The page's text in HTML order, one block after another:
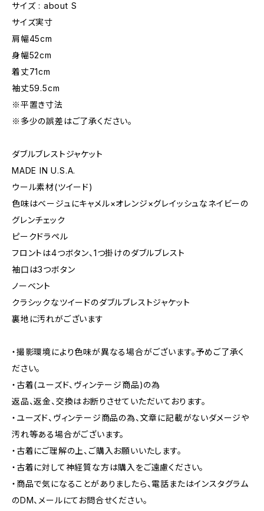
サイズ : about S
サイズ実寸
肩幅45cm
身幅52cm
着丈71cm
袖丈59.5cm
※平置き寸法
※多少の誤差はご了承ください。
ダブルブレストジャケット
MADE IN U.S.A.
ウール素材(ツイード)
色味はベージュにキャメル×オレンジ×グレイッシュなネイビーの
グレンチェック
ピークドラペル
フロントは4つボタン、1つ掛けのダブルブレスト
袖口は3つボタン
ノーベント
クラシックなツイードのダブルブレストジャケット
裏地に汚れがございます
・撮影環境により色味が異なる場合がございます。予めご了承く
ださい。
・古着(ユーズド、ヴィンテージ商品)の為
返品、返金、交換はお断りさせていただいております。
・ユーズド、ヴィンテージ商品の為、文章に記載がないダメージや
汚れ等ある場合がございます。
・古着にご理解の上、ご購入お願いいたします。
・古着に対して神経質な方は購入をご遠慮ください。
・商品で気になることがありましたら、電話またはインスタグラム
のDM、メールにてお問合せください。